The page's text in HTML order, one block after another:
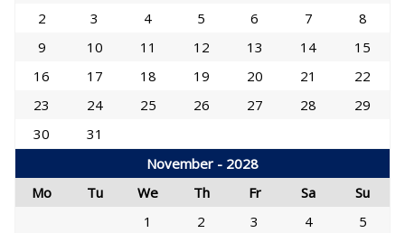
2
3 4 5 6 7
8
9
10 11 12 13 14
15
16
17 18 19 20 21
22
23
24 25 26 27 28
29
30
31
November - 2028
Mo
Tu We Th Fr Sa
Su
1
2 3 4
5